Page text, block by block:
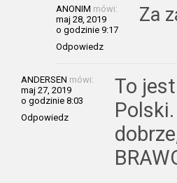
ANONIM mówi:
maj 28, 2019
o godzinie 9:17
Odpowiedz
Za
ANDERSEN mówi:
maj 27, 2019
o godzinie 8:03
Odpowiedz
To